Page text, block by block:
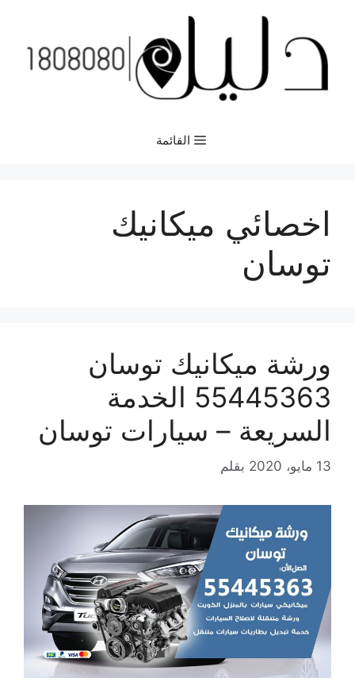
المحتوى
القائمة
اخصائي ميكانيك
توسان
ورشة ميكانيك توسان
55445363 الخدمة
السريعة – سيارات توسان
13 مايو، 2020 بقلم